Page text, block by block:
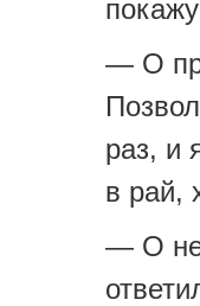
— О
раз, и
в рай,
— О